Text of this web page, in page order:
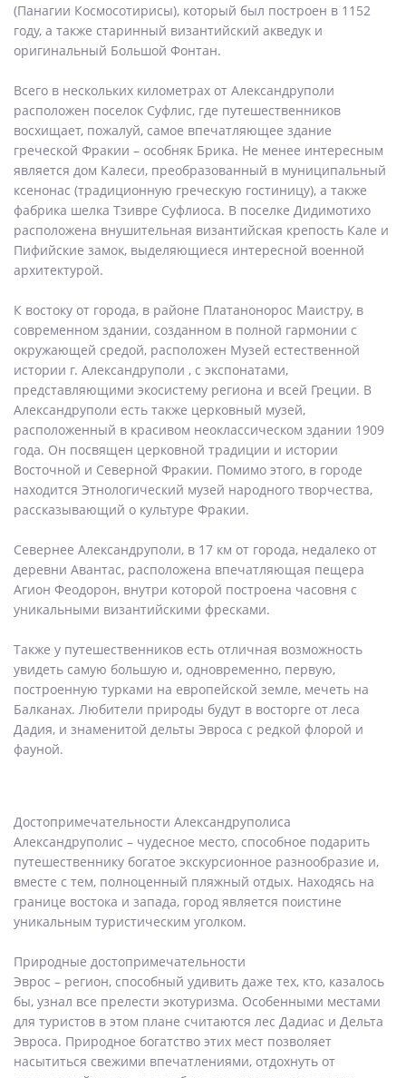
(Панагии Космосотирисы), который был построен в 1152
году, а также старинный византийский акведук и
оригинальный Большой Фонтан.
Всего в нескольких километрах от Александруполи
расположен поселок Суфлис, где путешественников
восхищает, пожалуй, самое впечатляющее здание
греческой Фракии – особняк Брика. Не менее интересным
является дом Калеси, преобразованный в муниципальный
ксенонас (традиционную греческую гостиницу), а также
фабрика шелка Тзивре Суфлиоса. В поселке Дидимотихо
расположена внушительная византийская крепость Кале и
Пифийские замок, выделяющиеся интересной военной
архитектурой.
К востоку от города, в районе Платанонорос Маистру, в
современном здании, созданном в полной гармонии с
окружающей средой, расположен Музей естественной
истории г. Александруполи , с экспонатами,
представляющими экосистему региона и всей Греции. В
Александруполи есть также церковный музей,
расположенный в красивом неоклассическом здании 1909
года. Он посвящен церковной традиции и истории
Восточной и Северной Фракии. Помимо этого, в городе
находится Этнологический музей народного творчества,
рассказывающий о культуре Фракии.
Севернее Александруполи, в 17 км от города, недалеко от
деревни Авантас, расположена впечатляющая пещера
Агион Феодорон, внутри которой построена часовня с
уникальными византийскими фресками.
Также у путешественников есть отличная возможность
увидеть самую большую и, одновременно, первую,
построенную турками на европейской земле, мечеть на
Балканах. Любители природы будут в восторге от леса
Дадия, и знаменитой дельты Эвроса с редкой флорой и
фауной.
Достопримечательности Александруполиса
Александруполис – чудесное место, способное подарить
путешественнику богатое экскурсионное разнообразие и,
вместе с тем, полноценный пляжный отдых. Находясь на
границе востока и запада, город является поистине
уникальным туристическим уголком.
Природные достопримечательности
Эврос – регион, способный удивить даже тех, кто, казалось
бы, узнал все прелести экотуризма. Особенными местами
для туристов в этом плане считаются лес Дадиас и Дельта
Эвроса. Природное богатство этих мест позволяет
насытиться свежими впечатлениями, отдохнуть от